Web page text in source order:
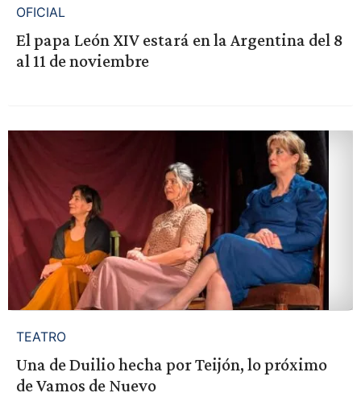
OFICIAL
El papa León XIV estará en la Argentina del 8
al 11 de noviembre
TEATRO
Una de Duilio hecha por Teijón, lo próximo
de Vamos de Nuevo